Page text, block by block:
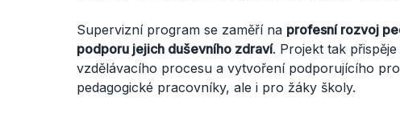
Supervizní program se zaměří na profesní rozvoj
podporu jejich duševního zdraví. Projekt tak
vzdělávacího procesu a vytvoření podporujícího
pedagogické pracovníky, ale i pro žáky školy.